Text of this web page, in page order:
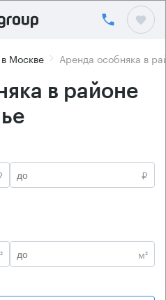
Москве Аренда особняка в
в районе
₽
м²